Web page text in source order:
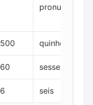
pronunciada
500 quinhentos
60 sessenta
6 seis